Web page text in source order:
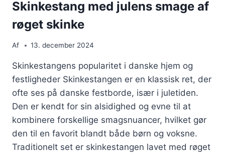
Skinkestang med julens smage af
røget skinke
Af 13. december 2024
Skinkestangens popularitet i danske hjem og
festligheder Skinkestangen er en klassisk ret, der
ofte ses på danske festborde, især i juletiden.
Den er kendt for sin alsidighed og evne til at
kombinere forskellige smagsnuancer, hvilket gør
den til en favorit blandt både børn og voksne.
Traditionelt set er skinkestangen lavet med røget